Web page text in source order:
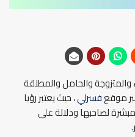
والمتزوجة والحامل والمطلقة
موقعفسرلي، حيث يعتبر رؤيا
لصاحبها ودلالة على